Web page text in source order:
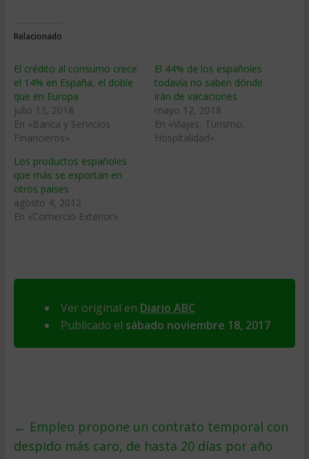
Relacionado
El crédito al consumo crece
el 14% en España, el doble
que en Europa
julio 13, 2018
En «Banca y Servicios
Financieros»
El 44% de los españoles
todavía no saben dónde
irán de vacaciones
mayo 12, 2018
En «Viajes, Turismo,
Hospitalidad»
Los productos españoles
que más se exportan en
otros países
agosto 4, 2012
En «Comercio Exterior»
Ver original en Diario ABC
Publicado el sábado noviembre 18, 2017
← Empleo propone un contrato temporal con
despido más caro, de hasta 20 días por año